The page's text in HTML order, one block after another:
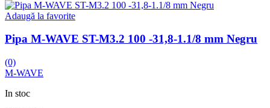
Adaugă la favorite
Pipa M-WAVE ST-M3.2 100 -31,8-1.1/8 mm Negru
(0)
M-WAVE
In stoc